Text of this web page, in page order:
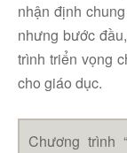
nhận định
nhưng bước
trình triển vọng
cho giáo dục.
Chương trình